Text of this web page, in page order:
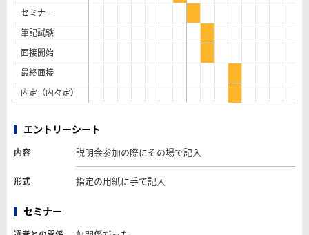
セミナー
筆記試験
面接開始
最終面接
内定（内々定）
エントリーシート
内容 説明会参加の際にその場で記入
形式 指定の用紙に手で記入
セミナー